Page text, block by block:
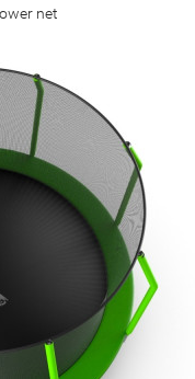
net